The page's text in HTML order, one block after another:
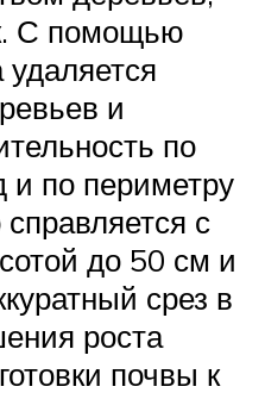
С помощью
удаляется
и
по
и по периметру
с
до 50 см и
срез в
роста
почвы к